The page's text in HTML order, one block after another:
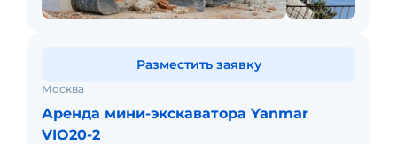
Москва
Аренда мини-экскаватора Yanmar
VIO20-2
Разместить заявку